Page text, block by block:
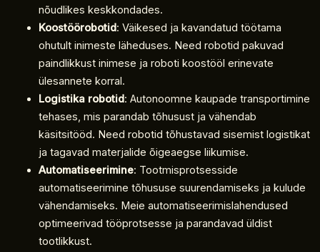
nõudlikes keskkondades.
Koostöörobotid: Väikesed ja kavandatud töötama
ohutult inimeste läheduses. Need robotid pakuvad
paindlikkust inimese ja roboti koostööl erinevate
ülesannete korral.
Logistika robotid: Autonoomne kaupade transportimine
tehases, mis parandab tõhusust ja vähendab
käsitsitööd. Need robotid tõhustavad sisemist logistikat
ja tagavad materjalide õigeaegse liikumise.
Automatiseerimine: Tootmisprotsesside
automatiseerimine tõhususe suurendamiseks ja kulude
vähendamiseks. Meie automatiseerimislahendused
optimeerivad tööprotsesse ja parandavad üldist
tootlikkust.